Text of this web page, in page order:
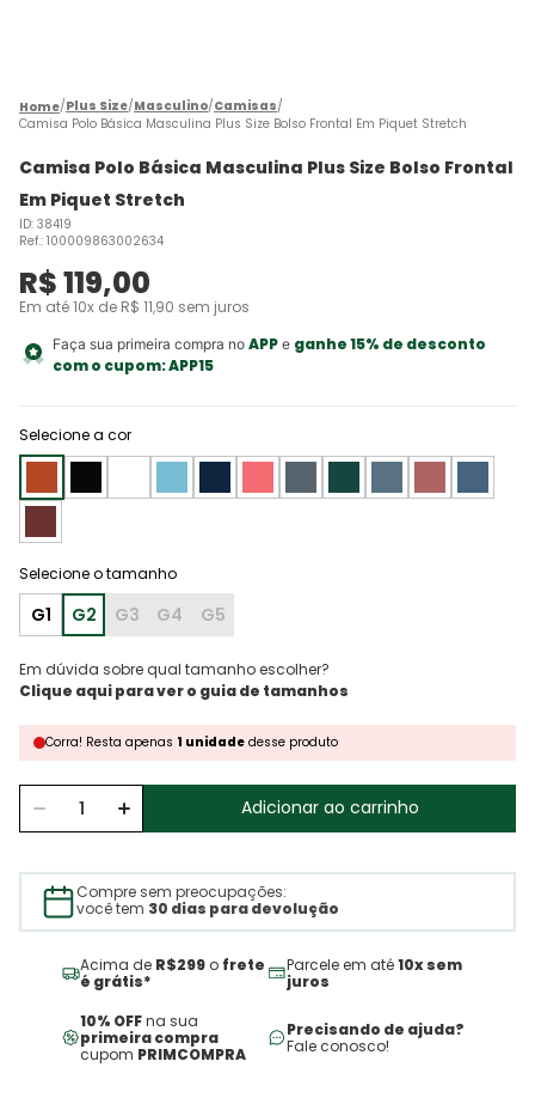
Plus Size Masculino Camisas
Camisa Polo Básica Masculina Plus Size Bolso Frontal Em Piquet Stretch
Camisa Polo Básica Masculina Plus Size Bolso Frontal
Em Piquet Stretch
ID: 38419
Ref.: 100009863002634
R$119,00
Em até10x de R$ 11,90 sem juros
Faça sua primeira compra no APPe ganhe 15% de desconto
com o cupom:APP15
Selecione a cor
G1 G2 G3 G4 G5
Em dúvida sobre qual tamanho escolher?
Corra! Resta apenas 1 unidade desse produto
Adicionar ao carrinho
Compre sem preocupações:
você tem 30 dias para devolução
Acima de R$299 o frete
é grátis*
Parcele em até10x sem
juros
10% OFFna sua
primeira compra
cupom PRIMCOMPRA
Precisando de ajuda?
Fale conosco!